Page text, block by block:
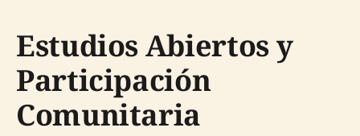
Estudios Abiertos y
Participación
Comunitaria